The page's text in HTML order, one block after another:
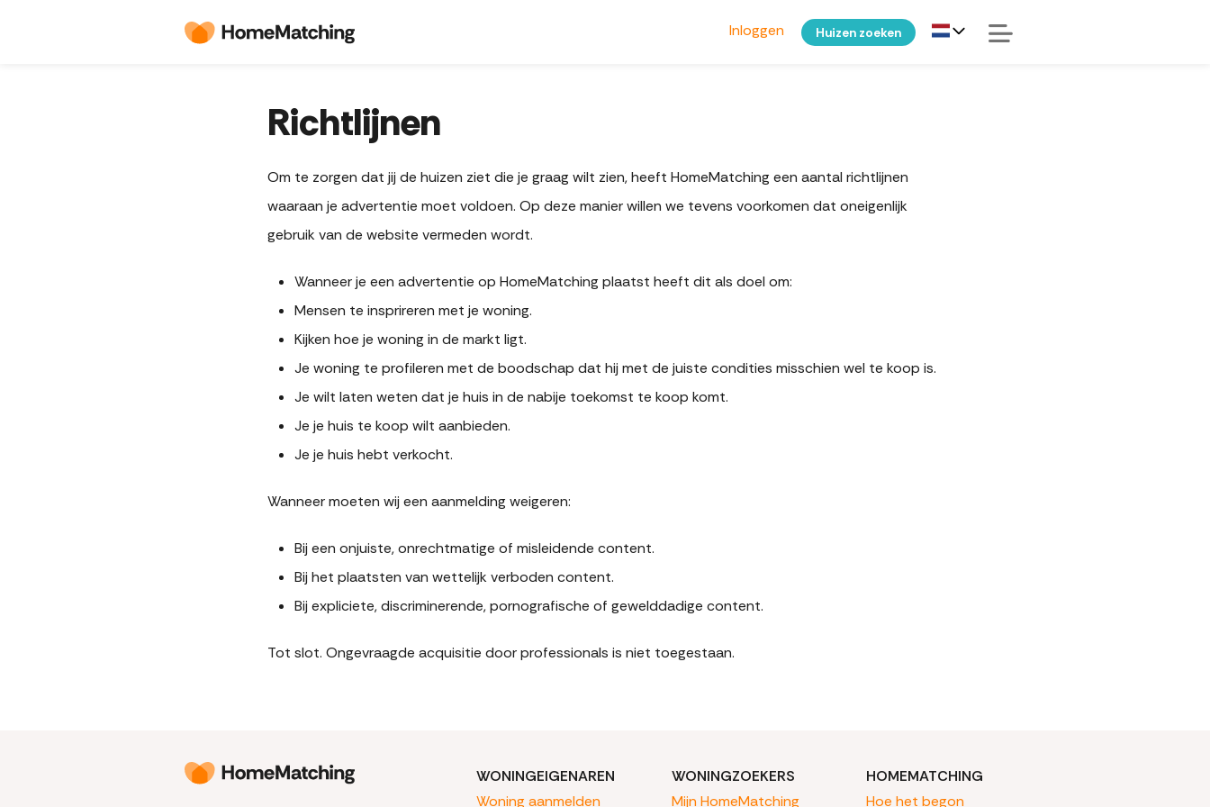
Inloggen Huizen zoeken
Richtlijnen
Om te zorgen dat jij de huizen ziet die je graag wilt zien, heeft HomeMatching een aantal richtlijnen
waaraan je advertentie moet voldoen. Op deze manier willen we tevens voorkomen dat oneigenlijk
gebruik van de website vermeden wordt.
Wanneer je een advertentie op HomeMatching plaatst heeft dit als doel om:
Mensen te insprireren met je woning.
Kijken hoe je woning in de markt ligt.
Je woning te profileren met de boodschap dat hij met de juiste condities misschien wel te koop is.
Je wilt laten weten dat je huis in de nabije toekomst te koop komt.
Je je huis te koop wilt aanbieden.
Je je huis hebt verkocht.
Wanneer moeten wij een aanmelding weigeren:
Bij een onjuiste, onrechtmatige of misleidende content.
Bij het plaatsten van wettelijk verboden content.
Bij expliciete, discriminerende, pornografische of gewelddadige content.
Tot slot. Ongevraagde acquisitie door professionals is niet toegestaan.
WONINGEIGENAREN
Woning aanmelden
WONINGZOEKERS
Mijn HomeMatching
HOMEMATCHING
Hoe het begon